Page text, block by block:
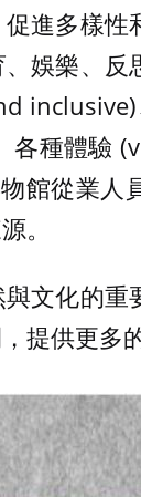
進多樣
娛樂、反
種體驗
館從業人
。
文化的
提供更多的